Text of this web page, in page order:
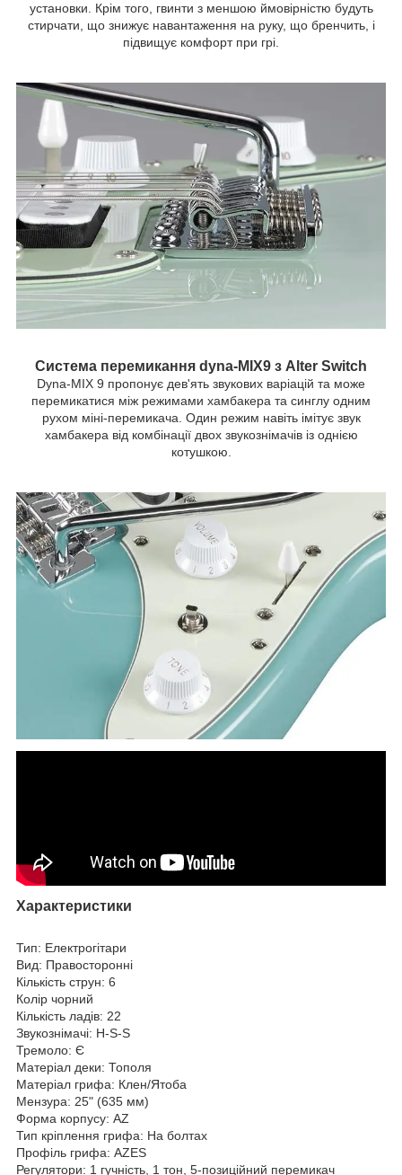
установки. Крім того, гвинти з меншою ймовірністю будуть
стирчати, що знижує навантаження на руку, що бренчить, і
підвищує комфорт при грі.
Система перемикання dyna-MIX9 з Alter Switch
Dyna-MIX 9 пропонує дев'ять звукових варіацій та може
перемикатися між режимами хамбакера та синглу одним
рухом міні-перемикача. Один режим навіть імітує звук
хамбакера від комбінації двох звукознімачів із однією
котушкою.
Характеристики
Тип: Електрогітари
Вид: Правосторонні
Кількість струн: 6
Колір чорний
Кількість ладів: 22
Звукознімачі: H-S-S
Тремоло: Є
Матеріал деки: Тополя
Матеріал грифа: Клен/Ятоба
Мензура: 25" (635 мм)
Форма корпусу: AZ
Тип кріплення грифа: На болтах
Профіль грифа: AZES
Регулятори: 1 гучність, 1 тон, 5-позиційний перемикач